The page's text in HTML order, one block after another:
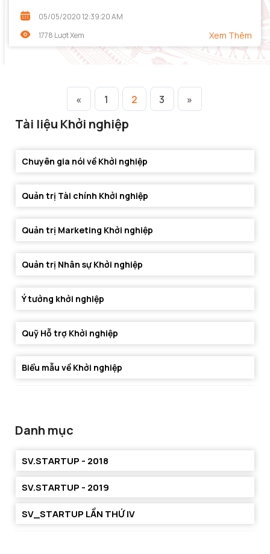
05/05/2020 12:39:20 AM
1778 Lượt Xem
Xem Thêm
« 1 2 3 »
Tài liệu Khởi nghiệp
Chuyên gia nói về Khởi nghiệp
Quản trị Tài chính Khởi nghiệp
Quản trị Marketing Khởi nghiệp
Quản trị Nhân sự Khởi nghiệp
Ý tưởng khởi nghiệp
Quỹ Hỗ trợ Khởi nghiệp
Biểu mẫu về Khởi nghiệp
Danh mục
SV.STARTUP - 2018
SV.STARTUP - 2019
SV_STARTUP LẦN THỨ IV